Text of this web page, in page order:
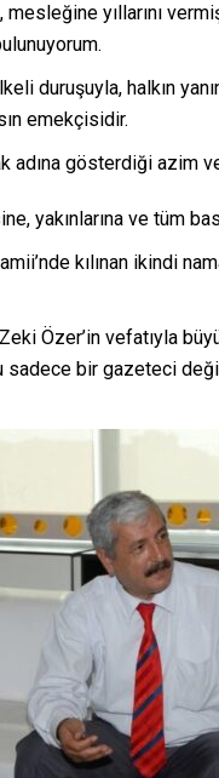
mesleğine yıllarını
duruşuyla, halkın
emekçisidir.
gösterdiği azim
yakınlarına ve tüm
kılınan ikindi
Özer’in vefatıyla
sadece bir gazeteci